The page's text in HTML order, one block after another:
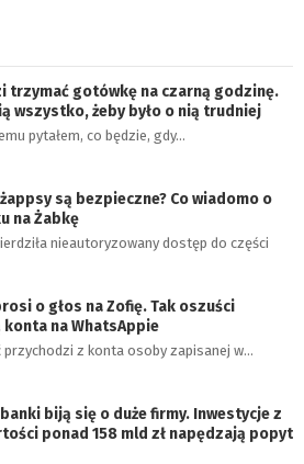
trzymać gotówkę na czarną godzinę.
wszystko, żeby było o nią trudniej
pytałem, co będzie, gdy…
są bezpieczne? Co wiadomo o
na Żabkę
nieautoryzowany dostęp do części
o głos na Zofię. Tak oszuści
na WhatsAppie
przychodzi z konta osoby zapisanej w…
biją się o duże firmy. Inwestycje z
ponad 158 mld zł napędzają popyt